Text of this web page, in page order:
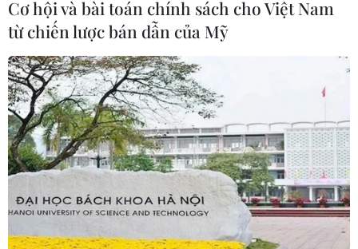
giật tài sản tại Công ty Tân Huê Viên
08/08/2026 08:52
Tây Ninh ngăn chặn, xử lý nghiêm
các vụ việc xâm phạm quyền sở hữu
trí tuệ
08/08/2026 04:29
Dắt chó đi dạo không đúng quy
định, bị phạt đến 2 triệu đồng?
Cơ hội và bài toán chính sách cho Việt Nam
từ chiến lược bán dẫn của Mỹ